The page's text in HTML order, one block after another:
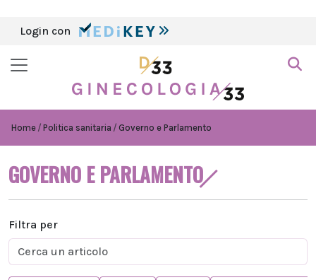
Login con
Home Politica sanitaria Governo e Parlamento
GOVERNO E PARLAMENTO
Filtra per